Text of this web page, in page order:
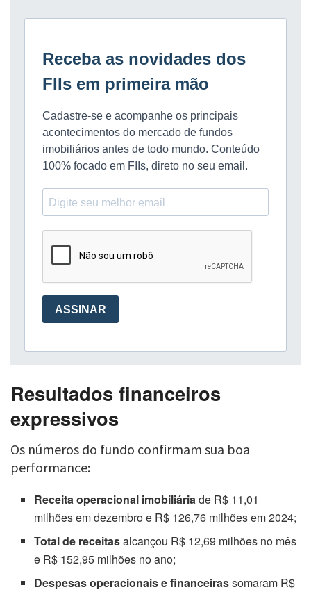
Resultados financeiros
expressivos
Os números do fundo confirmam sua boa
performance:
Receita operacional imobiliáriade R$ 11,01
milhões em dezembro e R$ 126,76 milhões em 2024;
Total de receitasalcançou R$ 12,69 milhões no mês
e R$ 152,95 milhões no ano;
Despesas operacionais e financeirassomaram R$